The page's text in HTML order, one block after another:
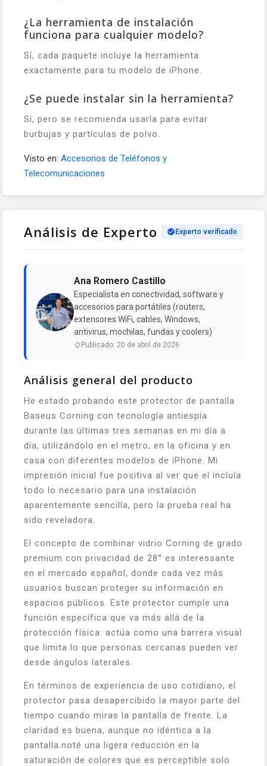
¿La herramienta de instalación
funciona para cualquier modelo?
Sí, cada paquete incluye la herramienta
exactamente para tu modelo de iPhone.
¿Se puede instalar sin la herramienta?
Sí, pero se recomienda usarla para evitar
burbujas y partículas de polvo.
Visto en: Accesorios de Teléfonos y
Telecomunicaciones
Análisis de Experto Experto verificado
Ana Romero Castillo
Especialista en conectividad, software y
accesorios para portátiles (routers,
extensores WiFi, cables, Windows,
antivirus, mochilas, fundas y coolers)
Publicado: 20 de abril de 2026
Análisis general del producto
He estado probando este protector de pantalla
Baseus Corning con tecnología antiespía
durante las últimas tres semanas en mi día a
día, utilizándolo en el metro, en la oficina y en
casa con diferentes modelos de iPhone. Mi
impresión inicial fue positiva al ver que el incluía
todo lo necesario para una instalación
aparentemente sencilla, pero la prueba real ha
sido reveladora.
El concepto de combinar vidrio Corning de grado
premium con privacidad de 28° es interessante
en el mercado español, donde cada vez más
usuarios buscan proteger su información en
espacios públicos. Este protector cumple una
función específica que va más allá de la
protección física: actúa como una barrera visual
que limita lo que personas cercanas pueden ver
desde ángulos laterales.
En términos de experiencia de uso cotidiano, el
protector pasa desapercibido la mayor parte del
tiempo cuando miras la pantalla de frente. La
claridad es buena, aunque no idéntica a la
pantalla.noté una ligera reducción en la
saturación de colores que es perceptible solo